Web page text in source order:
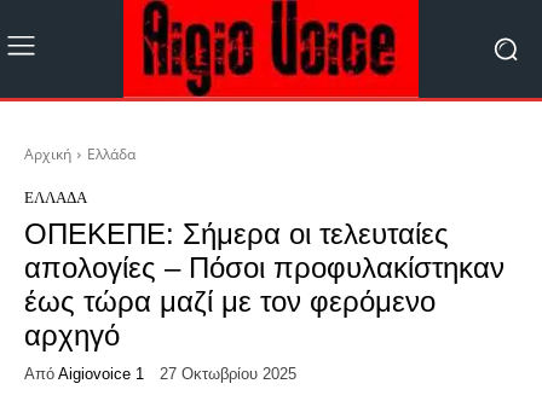
Αρχική Ελλάδα
ΕΛΛΆΔΑ
ΟΠΕΚΕΠΕ: Σήμερα οι τελευταίες
απολογίες – Πόσοι προφυλακίστηκαν
έως τώρα μαζί με τον φερόμενο
αρχηγό
Από Aigiovoice 1 27 Οκτωβρίου 2025